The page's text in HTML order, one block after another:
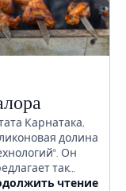
Карнатака,
долина
Он
так
чтение